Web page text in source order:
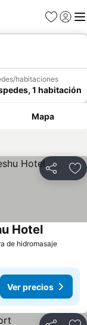
Favoritos
Iniciar
habitaciones
1 habitación
Mapa
Compartir
de hidromasaje
Hotel
Ver precios